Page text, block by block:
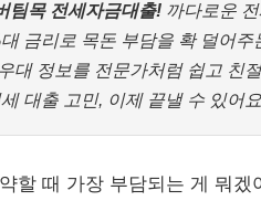
팀목 전세자금대출! 까다로운
금리로 목돈 부담을 확 덜어
대 정보를 전문가처럼 쉽고 친
대출 고민, 이제 끝낼 수 있어
할 때 가장 부담되는 게 뭐겠